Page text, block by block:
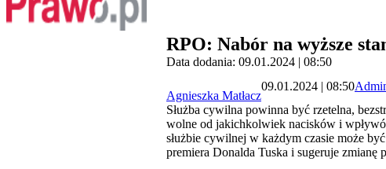
RPO: Nabór na wyższe
Data dodania: 09.01.2024 | 08:50
Agnieszka Matłacz
09.01.2024 | 08:50
Służba cywilna powinna być rzetelna,
wolne od jakichkolwiek nacisków i
służbie cywilnej w każdym czasie może
premiera Donalda Tuska i sugeruje zmianę